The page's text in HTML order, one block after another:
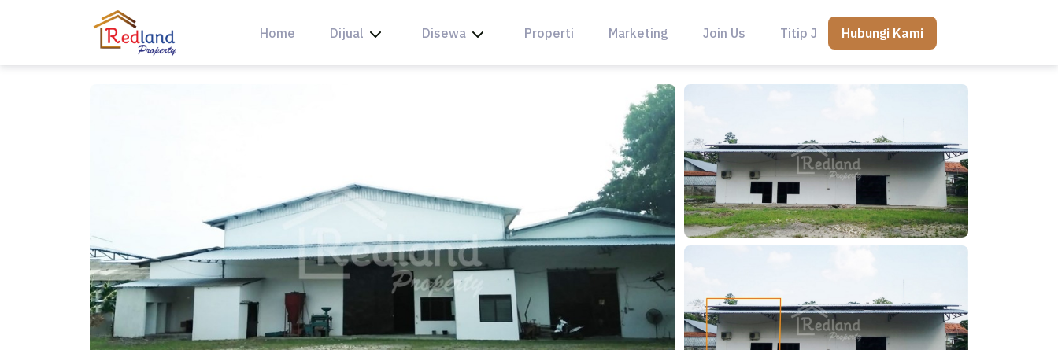
Home Dijual Disewa Properti Marketing Join Us Titip Jual Hubungi Kami